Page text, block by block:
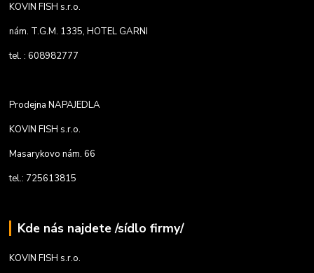
KOVIN FISH s.r.o.
nám. T.G.M. 1335, HOTEL GARNI
tel. : 608982777
Prodejna NAPAJEDLA
KOVIN FISH s.r.o.
Masarykovo nám. 66
tel.: 725613815
Kde nás najdete /sídlo firmy/
KOVIN FISH s.r.o.